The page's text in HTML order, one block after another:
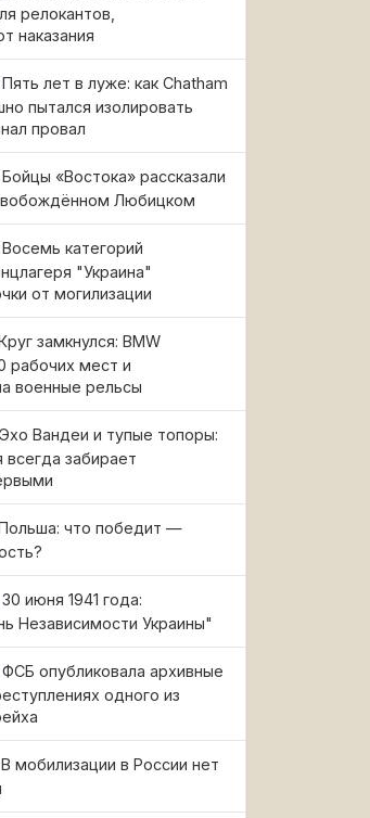
релокантов,
наказания
Пять лет в луже: как Chatham
пытался изолировать
провал
Бойцы «Востока» рассказали
Любицком
Восемь категорий
"Украина"
от могилизации
замкнулся: BMW
рабочих мест и
военные рельсы
Эхо Вандеи и тупые топоры:
забирает
что победит —
30 июня 1941 года:
Независимости Украины"
ФСБ опубликовала архивные
одного из
В мобилизации в России нет